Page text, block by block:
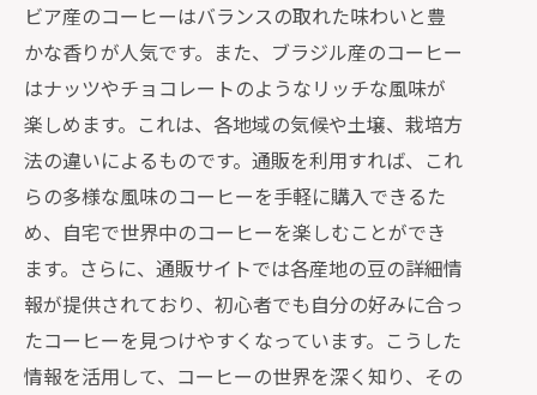
自宅でのコーヒータイムが特別になる通販
の秘密
選び抜かれたコーヒー豆の品質
新鮮なまま届く焙煎豆
迅速な配送とそのメリット
特別なコーヒーグッズの紹介
コーヒーサブスクリプションの利点
ギフトセットとしての魅力
通販で発見するプレミアムコーヒーの奥深
い味わい
ビア産のコーヒーはバランスの取れた味わいと豊
かな香りが人気です。また、ブラジル産のコーヒー
はナッツやチョコレートのようなリッチな風味が
楽しめます。これは、各地域の気候や土壌、栽培方
法の違いによるものです。通販を利用すれば、これ
らの多様な風味のコーヒーを手軽に購入できるた
め、自宅で世界中のコーヒーを楽しむことができ
ます。さらに、通販サイトでは各産地の豆の詳細情
報が提供されており、初心者でも自分の好みに合っ
たコーヒーを見つけやすくなっています。こうした
情報を活用して、コーヒーの世界を深く知り、その